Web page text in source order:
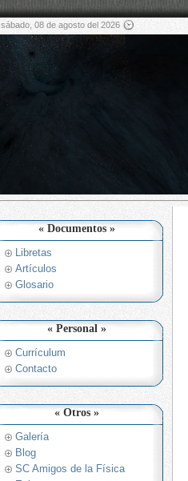
sábado, 08 de agosto del 2026
« Documentos »
Libretas
Artículos
Glosario
« Personal »
Currículum
Contacto
« Otros »
Galería
Blog
SC Amigos de la Física